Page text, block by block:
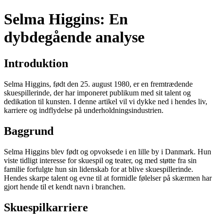
Selma Higgins: En
dybdegående analyse
Introduktion
Selma Higgins, født den 25. august 1980, er en fremtrædende
skuespillerinde, der har imponeret publikum med sit talent og
dedikation til kunsten. I denne artikel vil vi dykke ned i hendes liv,
karriere og indflydelse på underholdningsindustrien.
Baggrund
Selma Higgins blev født og opvoksede i en lille by i Danmark. Hun
viste tidligt interesse for skuespil og teater, og med støtte fra sin
familie forfulgte hun sin lidenskab for at blive skuespillerinde.
Hendes skarpe talent og evne til at formidle følelser på skærmen har
gjort hende til et kendt navn i branchen.
Skuespilkarriere